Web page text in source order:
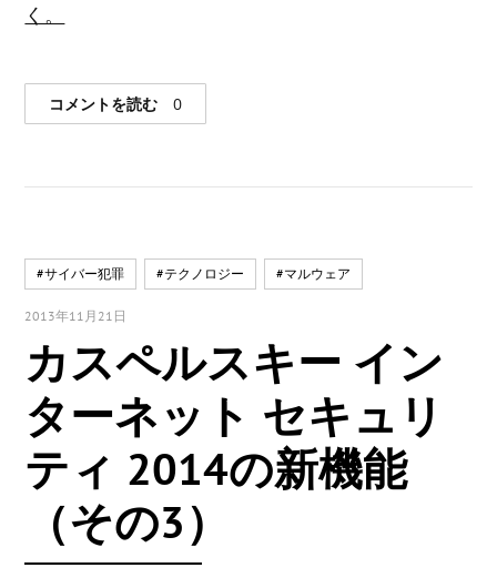
く。
コメントを読む 0
#サイバー犯罪 #テクノロジー #マルウェア
2013年11月21日
カスペルスキー イン
ターネット セキュリ
ティ 2014の新機能
（その3）